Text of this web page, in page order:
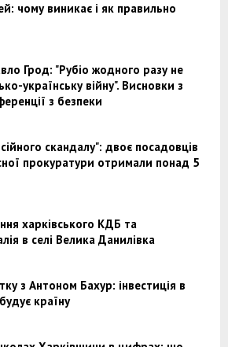
чому виникає і як правильно
Грод: "Рубіо жодного разу не
українську війну". Висновки з
з безпеки
скандалу": двоє посадовців
прокуратури отримали понад 5
харківського КДБ та
в селі Велика Данилівка
з Антоном Бахур: інвестиція в
країну